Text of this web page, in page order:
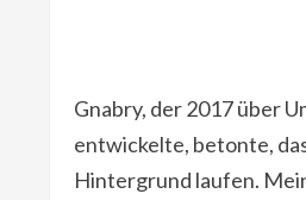
Gnabry, der 2017 über
entwickelte, betonte,
Hintergrund laufen.